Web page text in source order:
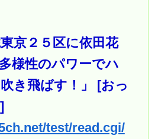
京２５区に依田花
様性のパワーでハ
き飛ばす！」 [おっ
test/read.cgi/